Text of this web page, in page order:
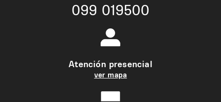
099 019500
Atención presencial
ver mapa